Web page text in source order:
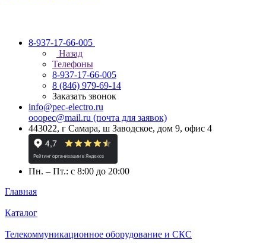
8-937-17-66-005
Назад
Телефоны
8-937-17-66-005
8 (846) 979-69-14
Заказать звонок
info@pec-electro.ru
ooopec@mail.ru (почта для заявок)
443022, г Самара, ш Заводское, дом 9, офис 4
Пн. – Пт.: с 8:00 до 20:00
Главная
Каталог
Телекоммуникационное оборудование и СКС